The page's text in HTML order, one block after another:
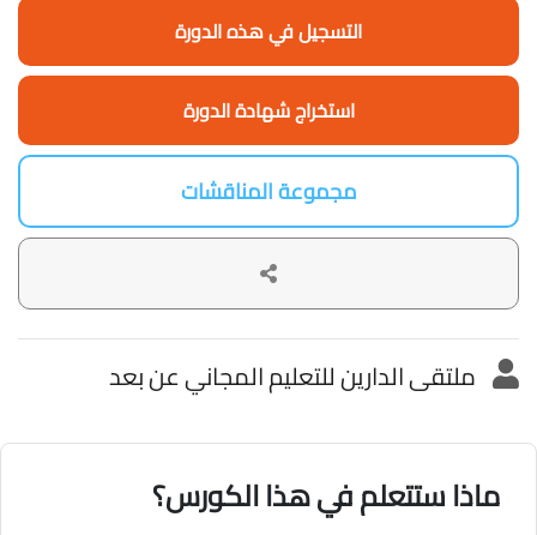
التسجيل في هذه الدورة
استخراج شهادة الدورة
مجموعة المناقشات
ملتقى الدارين للتعليم المجاني عن بعد
ماذا ستتعلم في هذا الكورس؟